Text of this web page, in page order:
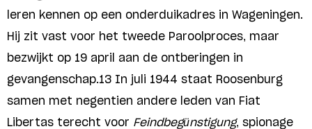
leren kennen op een onderduikadres in Wageningen.
Hij zit vast voor het tweede Paroolproces, maar
bezwijkt op 19 april aan de ontberingen in
gevangenschap.13 In juli 1944 staat Roosenburg
samen met negentien andere leden van Fiat
Libertas terecht voor Feindbegünstigung, spionage